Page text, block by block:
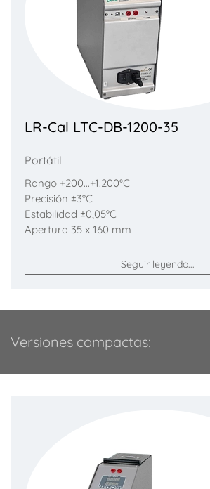
LR-Cal LTC-DB-1200-35
Portátil
Rango +200...+1.200°C
Precisión ±3°C
Estabilidad ±0,05°C
Apertura 35 x 160 mm
Seguir leyendo...
Versiones compactas: